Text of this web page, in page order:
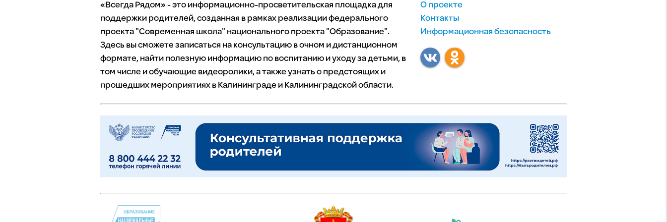
«Всегда Рядом» - это информационно-просветительская площадка для
поддержки родителей, созданная в рамках реализации федерального
проекта "Современная школа" национального проекта "Образование".
Здесь вы сможете записаться на консультацию в очном и дистанционном
формате, найти полезную информацию по воспитанию и уходу за детьми, в
том числе и обучающие видеоролики, а также узнать о предстоящих и
прошедших мероприятиях в Калининграде и Калининградской области.
О проекте
Контакты
Информационная безопасность